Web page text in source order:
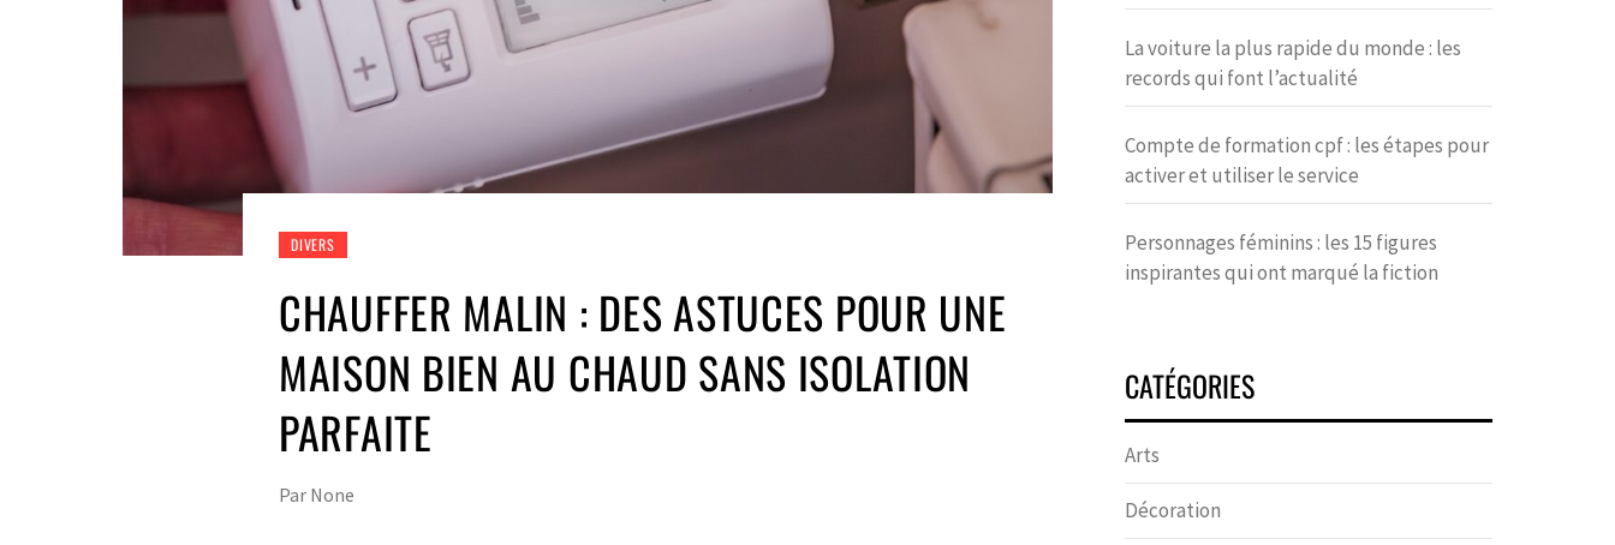
DIVERS
CHAUFFER MALIN : DES ASTUCES POUR UNE
MAISON BIEN AU CHAUD SANS ISOLATION
PARFAITE
Par None
La voiture la plus rapide du monde : les
records qui font l’actualité
Compte de formation cpf : les étapes pour
activer et utiliser le service
Personnages féminins : les 15 figures
inspirantes qui ont marqué la fiction
CATÉGORIES
Arts
Décoration